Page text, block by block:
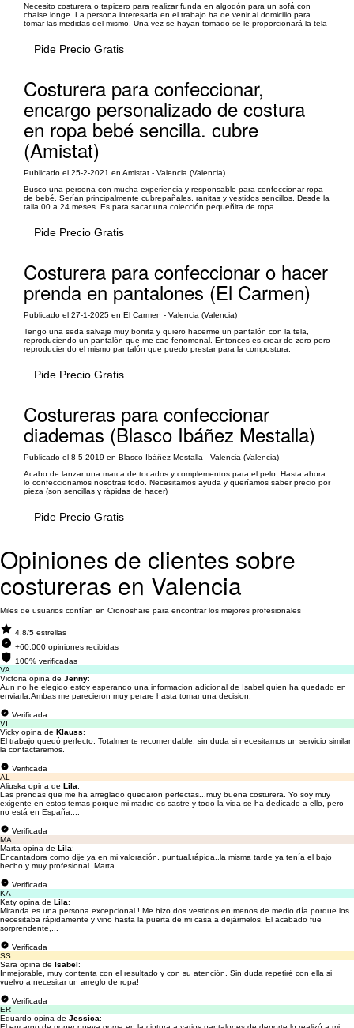
Necesito costurera o tapicero para realizar funda en algodón para un sofá con
chaise longe. La persona interesada en el trabajo ha de venir al domicilio para
tomar las medidas del mismo. Una vez se hayan tomado se le proporcionará la tela
Pide Precio Gratis
Costurera para confeccionar,
encargo personalizado de costura
en ropa bebé sencilla. cubre
(Amistat)
Publicado el 25-2-2021 en Amistat - Valencia (Valencia)
Busco una persona con mucha experiencia y responsable para confeccionar ropa
de bebé. Serían principalmente cubrepañales, ranitas y vestidos sencillos. Desde la
talla 00 a 24 meses. Es para sacar una colección pequeñita de ropa
Pide Precio Gratis
Costurera para confeccionar o hacer
prenda en pantalones (El Carmen)
Publicado el 27-1-2025 en El Carmen - Valencia (Valencia)
Tengo una seda salvaje muy bonita y quiero hacerme un pantalón con la tela,
reproduciendo un pantalón que me cae fenomenal. Entonces es crear de zero pero
reproduciendo el mismo pantalón que puedo prestar para la compostura.
Pide Precio Gratis
Costureras para confeccionar
diademas (Blasco Ibáñez Mestalla)
Publicado el 8-5-2019 en Blasco Ibáñez Mestalla - Valencia (Valencia)
Acabo de lanzar una marca de tocados y complementos para el pelo. Hasta ahora
lo confeccionamos nosotras todo. Necesitamos ayuda y queríamos saber precio por
pieza (son sencillas y rápidas de hacer)
Pide Precio Gratis
Opiniones de clientes sobre
costureras en Valencia
Miles de usuarios confían en Cronoshare para encontrar los mejores profesionales
4.8/5 estrellas
+60.000 opiniones recibidas
100% verificadas
VA
Victoria opina de Jenny:
Aun no he elegido estoy esperando una informacion adicional de Isabel quien ha quedado en
enviarla.Ambas me parecieron muy perare hasta tomar una decision.
Verificada
VI
Vicky opina de Klauss:
El trabajo quedó perfecto. Totalmente recomendable, sin duda si necesitamos un servicio similar
la contactaremos.
Verificada
AL
Aliuska opina de Lila:
Las prendas que me ha arreglado quedaron perfectas...muy buena costurera. Yo soy muy
exigente en estos temas porque mi madre es sastre y todo la vida se ha dedicado a ello, pero
no está en España,...
Verificada
MA
Marta opina de Lila:
Encantadora como dije ya en mi valoración, puntual,rápida..la misma tarde ya tenía el bajo
hecho,y muy profesional. Marta.
Verificada
KA
Katy opina de Lila:
Miranda es una persona excepcional ! Me hizo dos vestidos en menos de medio día porque los
necesitaba rápidamente y vino hasta la puerta de mi casa a dejármelos. El acabado fue
sorprendente,...
Verificada
SS
Sara opina de Isabel:
Inmejorable, muy contenta con el resultado y con su atención. Sin duda repetiré con ella si
vuelvo a necesitar un arreglo de ropa!
Verificada
ER
Eduardo opina de Jessica: